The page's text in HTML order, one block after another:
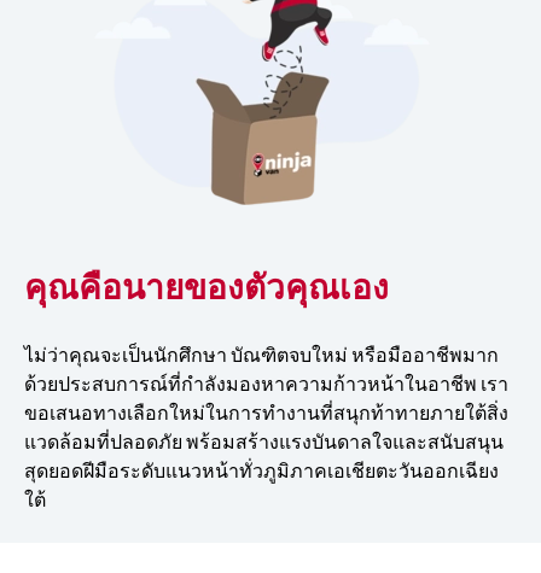
คุณคือนายของตัวคุณเอง
ไม่ว่าคุณจะเป็นนักศึกษา บัณฑิตจบใหม่ หรือมืออาชีพมาก
ด้วยประสบการณ์ที่กำลังมองหาความก้าวหน้าในอาชีพ เรา
ขอเสนอทางเลือกใหม่ในการทำงานที่สนุกท้าทายภายใต้สิ่ง
แวดล้อมที่ปลอดภัย พร้อมสร้างแรงบันดาลใจและสนับสนุน
สุดยอดฝีมือระดับแนวหน้าทั่วภูมิภาคเอเชียตะวันออกเฉียง
ใต้